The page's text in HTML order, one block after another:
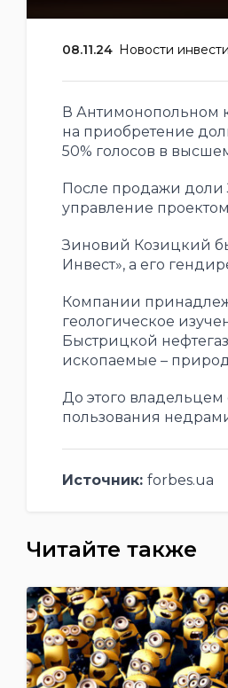
08.11.24 Новости
В Антимонопольном
на приобретение
50% голосов в
После продажи доли
управление
Зиновий Козицкий
Инвест», а его
Компании
геологическое
Быстрицкой
ископаемые –
До этого
пользования
Источник: forbes.ua
Читайте также